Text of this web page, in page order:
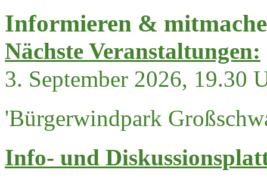
Informieren &
Nächste Veranstaltungen:
3. September 2026, 19.30
'Bürgerwindpark
Info- und